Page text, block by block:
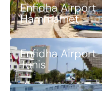
Enfidha Airport
Hammamet
Enfidha Airport
Tunis